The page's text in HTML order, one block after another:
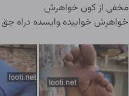
مخفی از کون خواهرش
خواهرش خوابیده وایسده دراه جق